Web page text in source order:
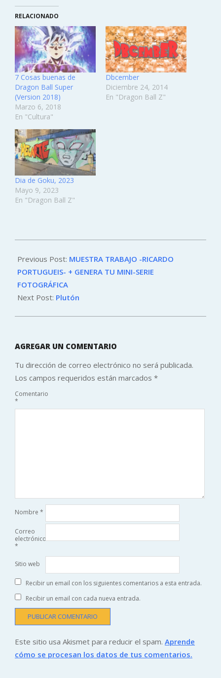
RELACIONADO
7 Cosas buenas de
Dragon Ball Super
(Version 2018)
Marzo 6, 2018
En "Cultura"
Dbcember
Diciembre 24, 2014
En "Dragon Ball Z"
Dia de Goku, 2023
Mayo 9, 2023
En "Dragon Ball Z"
06-
28
Previous Post: MUESTRA TRABAJO -RICARDO
PORTUGUEIS- + GENERA TU MINI-SERIE
FOTOGRÁFICA
Next Post: Plutón
AGREGAR UN COMENTARIO
Tu dirección de correo electrónico no será publicada.
Los campos requeridos están marcados *
Comentario
*
Nombre *
Correo
electrónico
*
Sitio web
Recibir un email con los siguientes comentarios a esta entrada.
Recibir un email con cada nueva entrada.
Este sitio usa Akismet para reducir el spam. Aprende
cómo se procesan los datos de tus comentarios.